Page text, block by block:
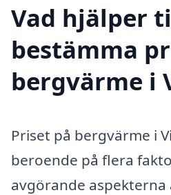
Vad hjälper
bestämma
bergvärme i
Priset på bergvärme i
beroende på flera
avgörande aspekterna